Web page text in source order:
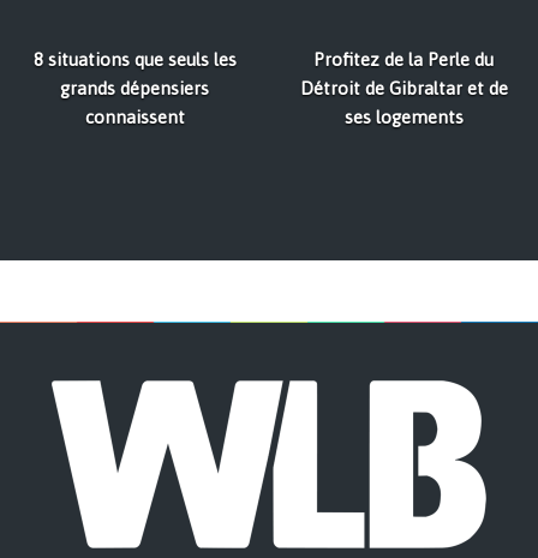
8 situations que seuls les
grands dépensiers
connaissent
Profitez de la Perle du
Détroit de Gibraltar et de
ses logements